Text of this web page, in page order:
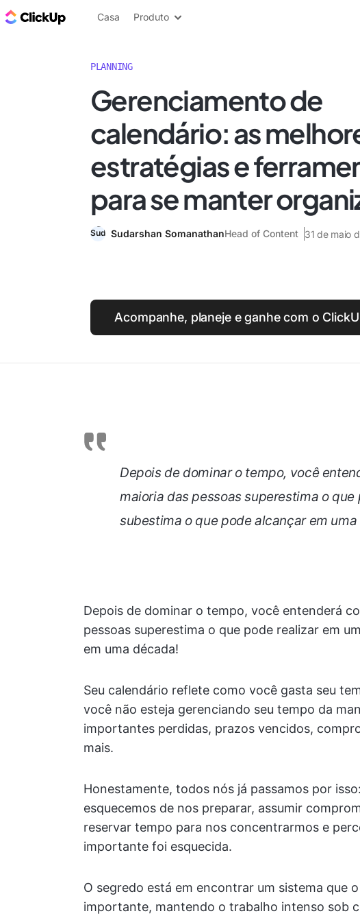
ClickUp Blogue
Casa Produto
PLANNING
Gerenciamento de
calendário: as
estratégias e
para se manter
Sudarshan SomanathanHead of Content 31 de maio
Acompanhe, planeje e ganhe com o
Depois de dominar o tempo, você
maioria das pessoas superestima o que
subestima o que pode alcançar em
Depois de dominar o tempo, você entenderá
pessoas superestima o que pode realizar em
em uma década!
Seu calendário reflete como você gasta seu
você não esteja gerenciando seu tempo da
importantes perdidas, prazos vencidos,
mais.
Honestamente, todos nós já passamos por
esquecemos de nos preparar, assumir
reservar tempo para nos concentrarmos e
importante foi esquecida.
O segredo está em encontrar um sistema que
importante, mantendo o trabalho intenso sob